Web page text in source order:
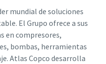
mundial de soluciones
El Grupo ofrece a sus
en compresores,
bombas, herramientas
Atlas Copco desarrolla